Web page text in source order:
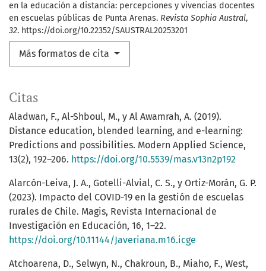
en la educación a distancia: percepciones y vivencias docentes
en escuelas públicas de Punta Arenas. Revista Sophia Austral,
32. https://doi.org/10.22352/SAUSTRAL20253201
Más formatos de cita
Citas
Aladwan, F., Al-Shboul, M., y Al Awamrah, A. (2019).
Distance education, blended learning, and e-learning:
Predictions and possibilities. Modern Applied Science,
13(2), 192–206. https://doi.org/10.5539/mas.v13n2p192
Alarcón-Leiva, J. A., Gotelli-Alvial, C. S., y Ortiz-Morán, G. P.
(2023). Impacto del COVID-19 en la gestión de escuelas
rurales de Chile. Magis, Revista Internacional de
Investigación en Educación, 16, 1–22.
https://doi.org/10.11144/Javeriana.m16.icge
Atchoarena, D., Selwyn, N., Chakroun, B., Miaho, F., West,